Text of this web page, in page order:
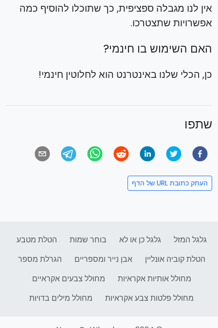
אין לנו מגבלה ספציפית, כך שתוכלו להוסיף כמה
אפשרויות שתצטרכו.
האם השימוש בו חינמי?
כן, הכלי שלנו באינטרנט הוא לחלוטין חינמי!
שתפו
העתק כתובת URL של הדף
גלגל המזל גלגל כן או לא בוחר שמות
הטלת מטבע
הטלת קוביה אונליין
אבן נייר ומספריים
הגרלת מספר
מחולל אותיות אקראיות
מחולל צבעים אקראיים
מחולל פלטות צבע אקראיות
מחולל מילים בדויות